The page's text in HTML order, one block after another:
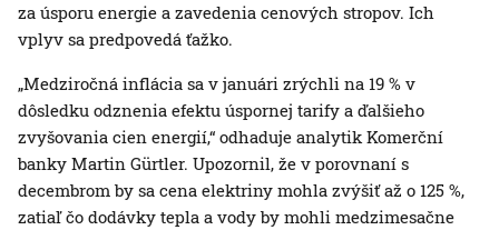
za úsporu energie a zavedenia cenových stropov. Ich
vplyv sa predpovedá ťažko.
„Medziročná inflácia sa v januári zrýchli na 19 % v
dôsledku odznenia efektu úspornej tarify a ďalšieho
zvyšovania cien energií,“ odhaduje analytik Komerční
banky Martin Gürtler. Upozornil, že v porovnaní s
decembrom by sa cena elektriny mohla zvýšiť až o 125 %,
zatiaľ čo dodávky tepla a vody by mohli medzimesačne